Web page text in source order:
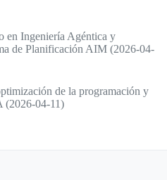
en Ingeniería Agéntica y
de Planificación AIM (2026-04-
de la programación y
(2026-04-11)